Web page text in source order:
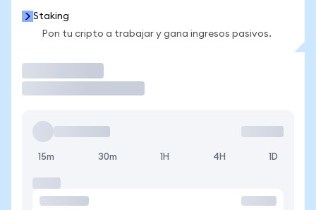
Staking
Pon tu cripto a trabajar y gana ingresos pasivos.
15m 30m 1H 4H 1D